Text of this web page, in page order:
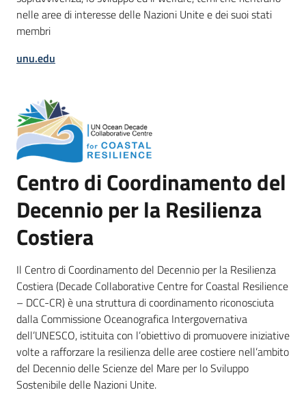
nelle aree di interesse delle Nazioni Unite e dei suoi stati
membri
unu.edu
Centro di Coordinamento del
Decennio per la Resilienza
Costiera
Il Centro di Coordinamento del Decennio per la Resilienza
Costiera (Decade Collaborative Centre for Coastal Resilience
– DCC-CR) è una struttura di coordinamento riconosciuta
dalla Commissione Oceanografica Intergovernativa
dell’UNESCO, istituita con l’obiettivo di promuovere iniziative
volte a rafforzare la resilienza delle aree costiere nell’ambito
del Decennio delle Scienze del Mare per lo Sviluppo
Sostenibile delle Nazioni Unite.